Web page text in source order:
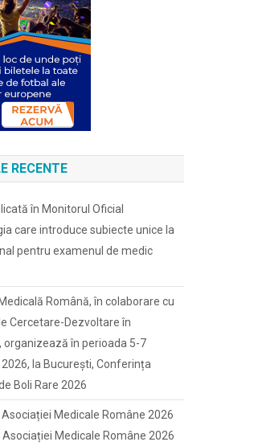
RECENTE
în Monitorul Oficial
care introduce subiecte unice la
pentru examenul de medic
Română, în colaborare cu
Cercetare-Dezvoltare în
organizează în perioada 5-7
la București, Conferința
Boli Rare 2026
Medicale Române 2026
Asociației Medicale Române 2026